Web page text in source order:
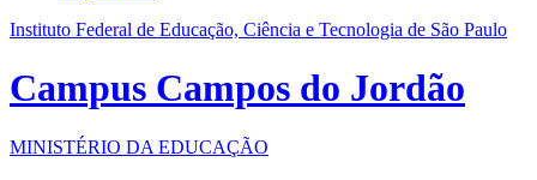
Instituto Federal de Educação, Ciência e Tecnologia de São Paulo
Campus Campos do Jordão
MINISTÉRIO DA EDUCAÇÃO